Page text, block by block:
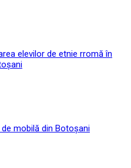
elevilor de etnie rromă în
mobilă din Botoșani